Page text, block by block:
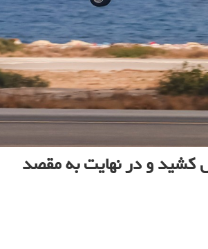
۳ ساعت باشد، ۳۲ ساعت طول کشید و در نهایت به مقصد